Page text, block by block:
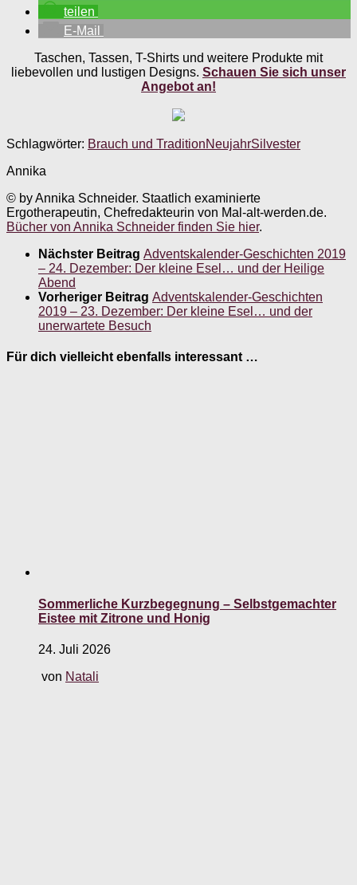
teilen
E-Mail
Taschen, Tassen, T-Shirts und weitere Produkte mit
liebevollen und lustigen Designs. Schauen Sie sich unser
Angebot an!
Schlagwörter: Brauch und TraditionNeujahrSilvester
Annika
© by Annika Schneider. Staatlich examinierte
Ergotherapeutin, Chefredakteurin von Mal-alt-werden.de.
Bücher von Annika Schneider finden Sie hier.
Nächster Beitrag Adventskalender-Geschichten 2019
– 24. Dezember: Der kleine Esel… und der Heilige
Abend
Vorheriger Beitrag Adventskalender-Geschichten
2019 – 23. Dezember: Der kleine Esel… und der
unerwartete Besuch
Für dich vielleicht ebenfalls interessant …
Sommerliche Kurzbegegnung – Selbstgemachter
Eistee mit Zitrone und Honig
24. Juli 2026
von Natali